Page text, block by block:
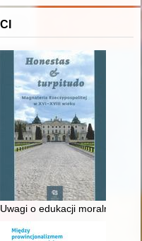
Ślązaka
Uwagi o edukacji moralnej